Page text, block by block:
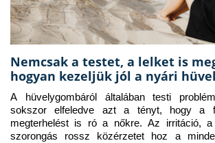
Nemcsak a testet, a lelket is
hogyan kezeljük jól a nyári
A hüvelygombáról általában testi
sokszor elfeledve azt a tényt, hogy a
megterhelést is ró a nőkre. Az irritáció,
szorongás rossz közérzetet hoz a